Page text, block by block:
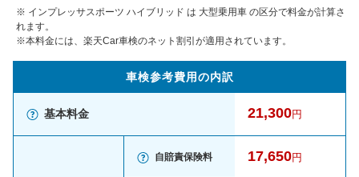
※ インプレッサスポーツ ハイブリッド は 大型乗用車 の区分で料金が計算さ
れます。
※本料金には、楽天Car車検のネット割引が適用されています。
車検参考費用の内訳
基本料金 21,300円
自賠責保険料 17,650円